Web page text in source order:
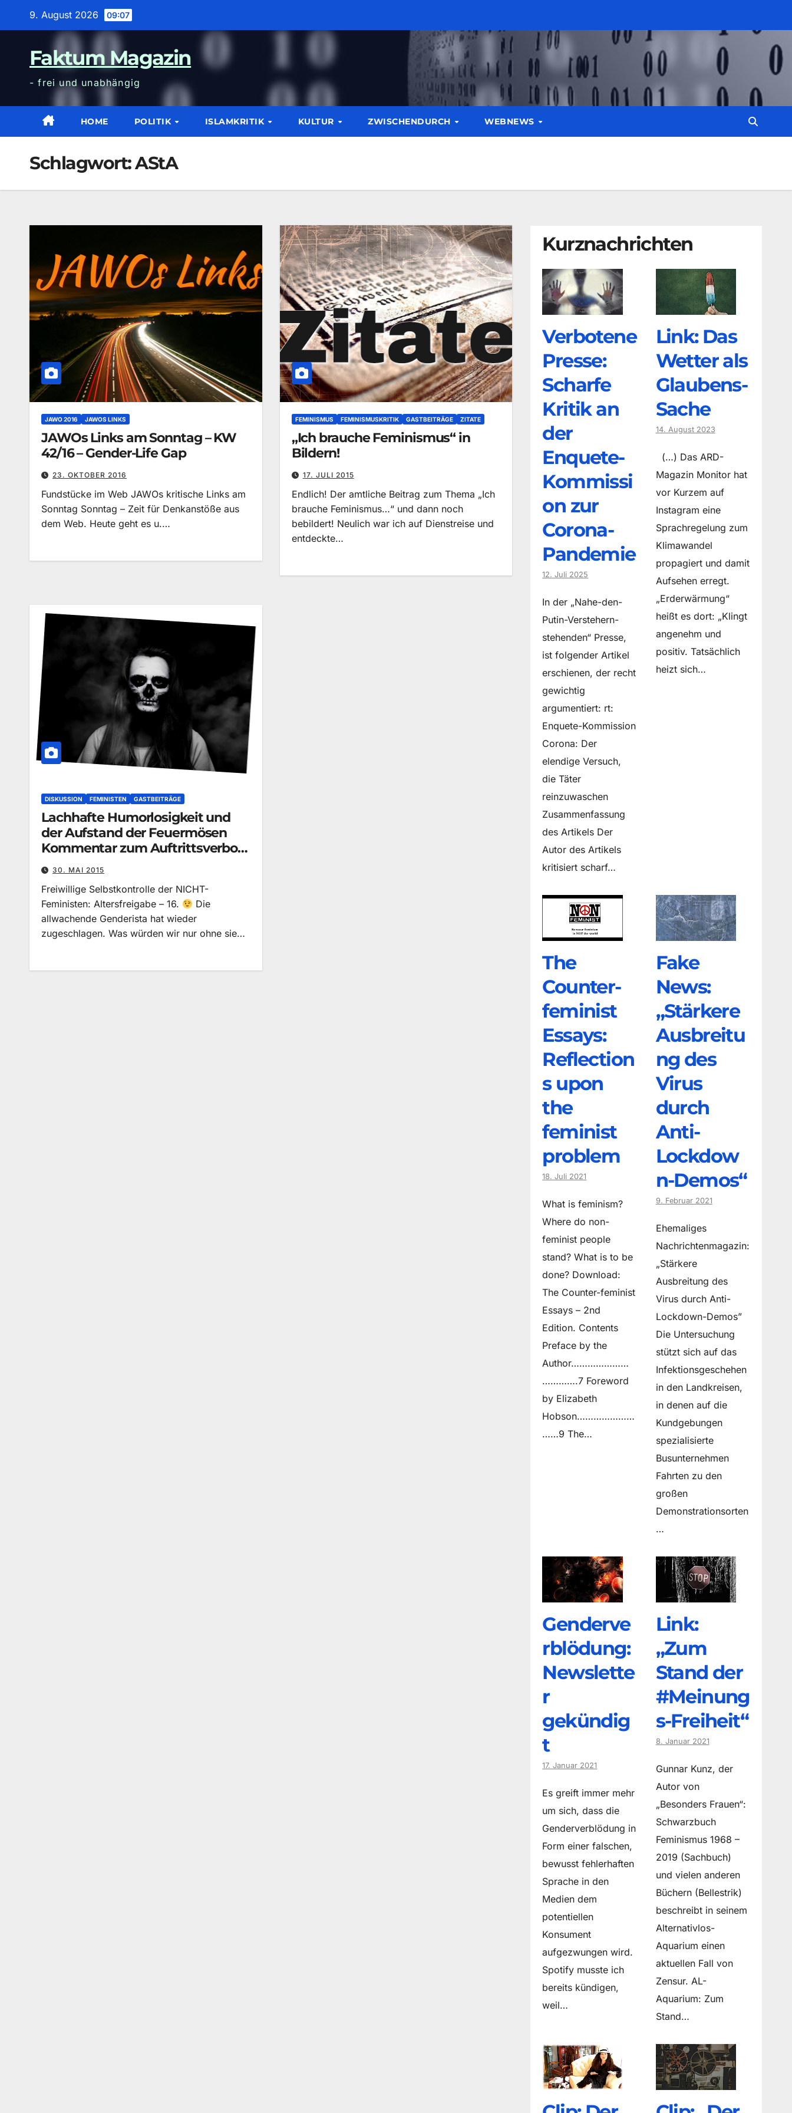
9. August 2026 09:07
Faktum Magazin
- frei und unabhängig
HOME POLITIK ISLAMKRITIK KULTUR ZWISCHENDURCH WEBNEWS
Schlagwort:AStA
JAWO 2016 JAWOS LINKS
JAWOs Links am Sonntag – KW
42/16 – Gender-Life Gap
23. OKTOBER 2016
Fundstücke im Web JAWOs kritische Links am
Sonntag Sonntag – Zeit für Denkanstöße aus
dem Web. Heute geht es u.…
FEMINISMUS FEMINISMUSKRITIK GASTBEITRÄGE ZITATE
„Ich brauche Feminismus“ in
Bildern!
17. JULI 2015
Endlich! Der amtliche Beitrag zum Thema „Ich
brauche Feminismus…“ und dann noch
bebildert! Neulich war ich auf Dienstreise und
entdeckte…
DISKUSSION FEMINISTEN GASTBEITRÄGE
Lachhafte Humorlosigkeit und
der Aufstand der Feuermösen
Kommentar zum Auftrittsverbot
von „Feuerschwanz“
30. MAI 2015
Freiwillige Selbstkontrolle der NICHT-
Feministen: Altersfreigabe – 16.
Die
allwachende Genderista hat wieder
zugeschlagen. Was würden wir nur ohne sie…
Kurznachrichten
Verbotene
Presse:
Scharfe
Kritik an
der
Enquete-
Kommissi
on zur
Corona-
Pandemie
12. Juli 2025
In der „Nahe-den-
Putin-Verstehern-
stehenden“ Presse,
ist folgender Artikel
erschienen, der recht
gewichtig
argumentiert: rt:
Enquete-Kommission
Corona: Der
elendige Versuch,
die Täter
reinzuwaschen
Zusammenfassung
des Artikels Der
Autor des Artikels
kritisiert scharf…
Link: Das
Wetter als
Glaubens-
Sache
14. August 2023
(…) Das ARD-
Magazin Monitor hat
vor Kurzem auf
Instagram eine
Sprachregelung zum
Klimawandel
propagiert und damit
Aufsehen erregt.
„Erderwärmung“
heißt es dort: „Klingt
angenehm und
positiv. Tatsächlich
heizt sich…
The
Counter­
feminist
Essays:
Reflection
s upon
the
feminist
problem
18. Juli 2021
What is feminism?
Where do non­
feminist people
stand? What is to be
done? Download:
The Counter-feminist
Essays – 2nd
Edition. Contents
Preface by the
Author…………………
………….7 Foreword
by Elizabeth
Hobson…………………
……9 The…
Fake
News:
„Stärkere
Ausbreitu
ng des
Virus
durch
Anti-
Lockdow
n-Demos“
9. Februar 2021
Ehemaliges
Nachrichtenmagazin:
„Stärkere
Ausbreitung des
Virus durch Anti-
Lockdown-Demos”
Die Untersuchung
stützt sich auf das
Infektionsgeschehen
in den Landkreisen,
in denen auf die
Kundgebungen
spezialisierte
Busunternehmen
Fahrten zu den
großen
Demonstrationsorten
…
Genderve
rblödung:
Newslette
r
gekündig
t
17. Januar 2021
Es greift immer mehr
um sich, dass die
Genderverblödung in
Form einer falschen,
bewusst fehlerhaften
Sprache in den
Medien dem
potentiellen
Konsument
aufgezwungen wird.
Spotify musste ich
bereits kündigen,
weil…
Link:
„Zum
Stand der
#Meinung
s-Freiheit“
8. Januar 2021
Gunnar Kunz, der
Autor von
„Besonders Frauen“:
Schwarzbuch
Feminismus 1968 –
2019 (Sachbuch)
und vielen anderen
Büchern (Bellestrik)
beschreibt in seinem
Alternativlos-
Aquarium einen
aktuellen Fall von
Zensur. AL-
Aquarium: Zum
Stand…